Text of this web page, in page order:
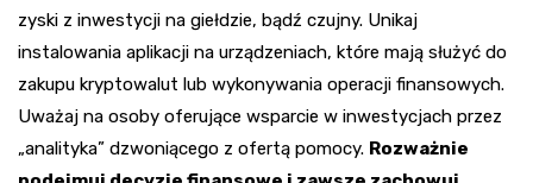
zyski z inwestycji na giełdzie, bądź czujny. Unikaj
instalowania aplikacji na urządzeniach, które mają służyć do
zakupu kryptowalut lub wykonywania operacji finansowych.
Uważaj na osoby oferujące wsparcie w inwestycjach przez
„analityka” dzwoniącego z ofertą pomocy. Rozważnie